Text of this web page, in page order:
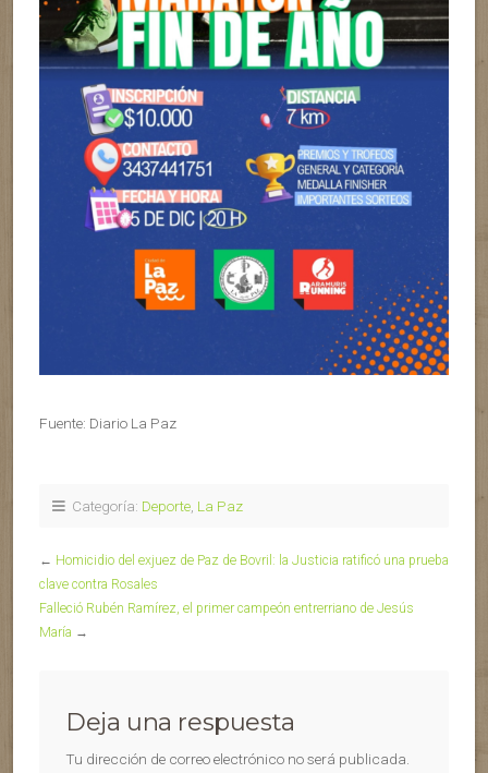
Fuente: Diario La Paz
Categoría: Deporte, La Paz
← Homicidio del exjuez de Paz de Bovril: la Justicia ratificó una prueba
clave contra Rosales
Falleció Rubén Ramírez, el primer campeón entrerriano de Jesús
María →
Deja una respuesta
Tu dirección de correo electrónico no será publicada.